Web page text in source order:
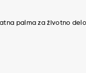
palma za životno delo